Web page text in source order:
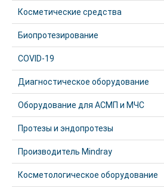
Косметические средства
Биопротезирование
COVID-19
Диагностическое оборудование
Оборудование для АСМП и МЧС
Протезы и эндопротезы
Производитель Mindray
Косметологическое оборудование